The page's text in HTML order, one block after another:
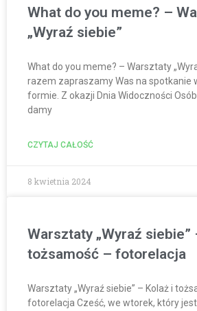
What do you meme? –
„Wyraź siebie”
What do you meme? – Warsztaty
razem zapraszamy Was na spotkanie
formie. Z okazji Dnia Widoczności
damy
CZYTAJ CAŁOŚĆ
8 kwietnia 2024
Warsztaty „Wyraź siebie”
tożsamość – fotorelacja
Warsztaty „Wyraź siebie” – Kolaż i
fotorelacja Cześć, we wtorek, który